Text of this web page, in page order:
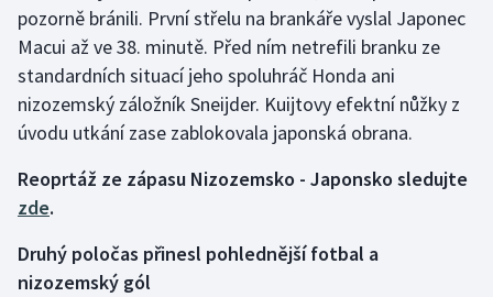
Judo
Krasobruslení
Lyže a snowboard
Motorsport
pozorně bránili. První střelu na brankáře vyslal Japonec
Macui až ve 38. minutě. Před ním netrefili branku ze
standardních situací jeho spoluhráč Honda ani
nizozemský záložník Sneijder. Kuijtovy efektní nůžky z
úvodu utkání zase zablokovala japonská obrana.
Reoprtáž ze zápasu Nizozemsko - Japonsko sledujte
zde.
Druhý poločas přinesl pohlednější fotbal a
nizozemský gól